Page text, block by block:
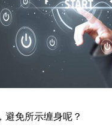
免所示缠身呢？